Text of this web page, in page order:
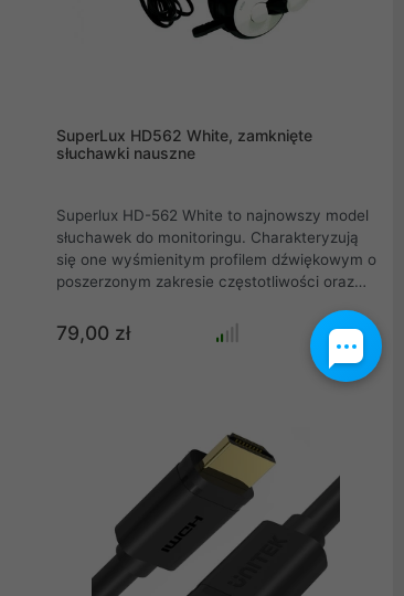
SuperLux HD562 White, zamknięte
słuchawki nauszne
Superlux HD-562 White to najnowszy model
słuchawek do monitoringu. Charakteryzują
się one wyśmienitym profilem dźwiękowym o
poszerzonym zakresie częstotliwości oraz
zewnętrznych. Zachowanie odpowiednich
proporcji pomiędzy niskimi, średnimi i
wysokimi tonami przełożyło się na bardzo
79,00 zł